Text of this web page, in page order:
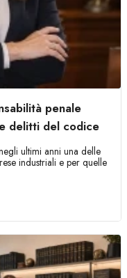
penale
delitti del codice
ultimi anni una delle
industriali e per quelle